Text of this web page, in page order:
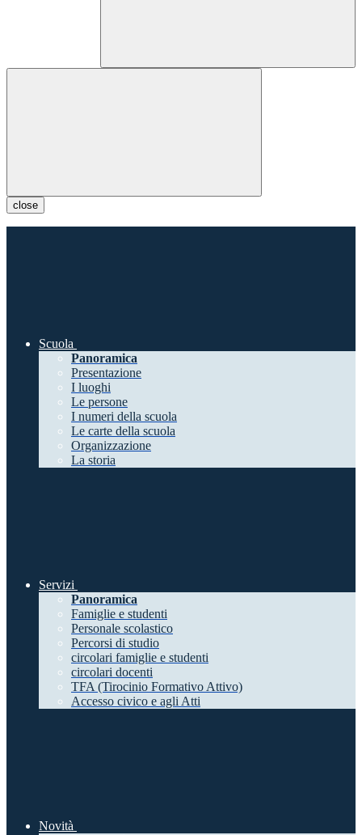
close
Scuola
Panoramica
Presentazione
I luoghi
Le persone
I numeri della scuola
Le carte della scuola
Organizzazione
La storia
Servizi
Panoramica
Famiglie e studenti
Personale scolastico
Percorsi di studio
circolari famiglie e studenti
circolari docenti
TFA (Tirocinio Formativo Attivo)
Accesso civico e agli Atti
Novità